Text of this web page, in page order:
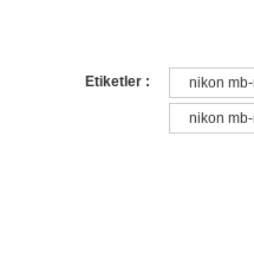
Bu ürünün fiyat bilgisi,
Görüş ve önerileriniz
Etiketler : nikon
nikon